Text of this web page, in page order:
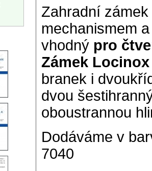
Zahradní zámek
mechanismem
vhodný pro
Zámek Locinox
branek i
dvou
oboustrannou
Dodáváme v
7040